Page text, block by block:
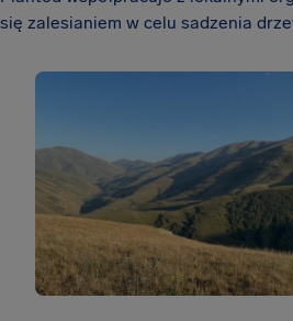
się zalesianiem w celu sadzenia